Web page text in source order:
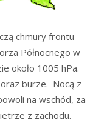
chmury frontu
Północnego w
około 1005 hPa.
burze. Nocą z
na wschód, za
z zachodu.